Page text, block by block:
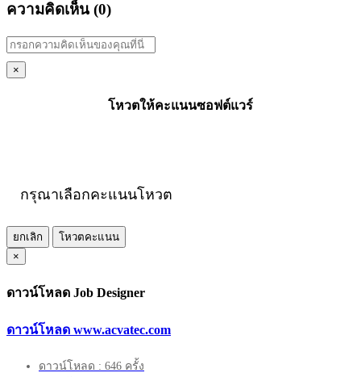
ความคิดเห็น (0)
×
โหวตให้คะแนนซอฟต์แวร์
กรุณาเลือกคะแนนโหวต
ยกเลิก
โหวตคะแนน
×
ดาวน์โหลด Job Designer
ดาวน์โหลด www.acvatec.com
ดาวน์โหลด : 646 ครั้ง